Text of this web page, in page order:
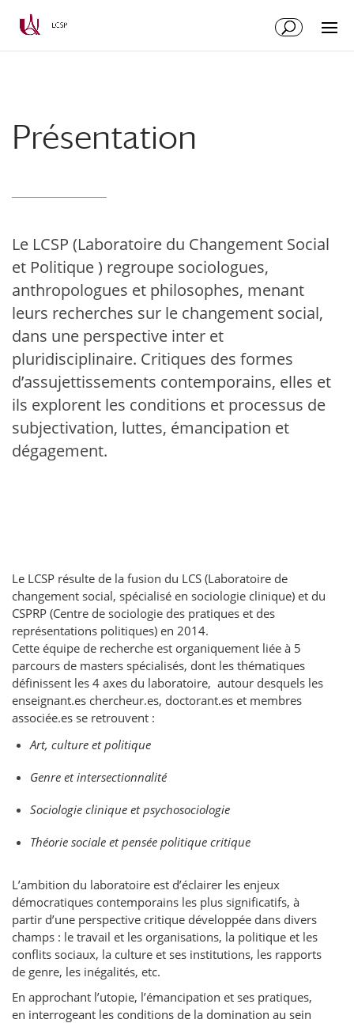
Présentation
Le LCSP (Laboratoire du Changement Social
et Politique ) regroupe sociologues,
anthropologues et philosophes, menant
leurs recherches sur le changement social,
dans une perspective inter et
pluridisciplinaire. Critiques des formes
d’assujettissements contemporains, elles et
ils explorent les conditions et processus de
subjectivation, luttes, émancipation et
dégagement.
Le LCSP résulte de la fusion du LCS (Laboratoire de
changement social, spécialisé en sociologie clinique) et du
CSPRP (Centre de sociologie des pratiques et des
représentations politiques) en 2014.
Cette équipe de recherche est organiquement liée à 5
parcours de masters spécialisés, dont les thématiques
définissent les 4 axes du laboratoire, autour desquels les
enseignant.es chercheur.es, doctorant.es et membres
associée.es se retrouvent :
Art, culture et politique
Genre et intersectionnalité
Sociologie clinique et psychosociologie
Théorie sociale et pensée politique critique
L’ambition du laboratoire est d’éclairer les enjeux
démocratiques contemporains les plus significatifs, à
partir d’une perspective critique développée dans divers
champs : le travail et les organisations, la politique et les
conflits sociaux, la culture et ses institutions, les rapports
de genre, les inégalités, etc.
En approchant l’utopie, l’émancipation et ses pratiques,
en interrogeant les conditions de la domination au sein